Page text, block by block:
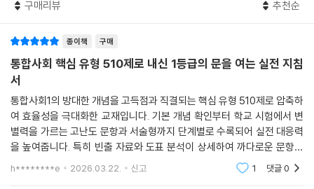
더 정리하였습니다. 〈선택지 더 보기〉는 시험에 출제될 수 잇는 유사 선택
구매리뷰 추천순
종이책 구매
통합사회 핵심 유형 510제로 내신 1등급의 문을 여는 실전 지침
서
통합사회1의 방대한 개념을 고득점과 직결되는 핵심 유형 510제로 압축하
여 효율성을 극대화한 교재입니다. 기본 개념 확인부터 학교 시험에서 변
별력을 가르는 고난도 문항과 서술형까지 단계별로 수록되어 실전 대응력
을 높여줍니다. 특히 빈출 자료와 도표 분석이 상세하여 까다로운 문항도
실수 없이 해결할 수 있도록 돕는 내신 대비의 필수 전략서입니다.
h********e 2026.03.22. 신고 1 댓글0